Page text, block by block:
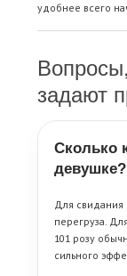
удобнее всего
задают
Сколько
девушке?
Для свидания
перегруза.
101 розу
сильного